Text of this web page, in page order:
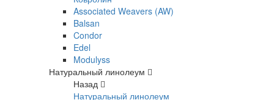
Associated Weavers (AW)
Balsan
Condor
Edel
Modulyss
Натуральный линолеум
Назад
Натуральный линолеум